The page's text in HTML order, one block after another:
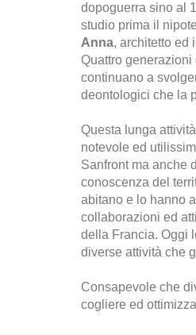
dopoguerra sino al
studio prima il nipote
Anna, architetto ed
Quattro
continuano a
deontologici che la
Questa lunga
notevole ed
Sanfront ma anche
conoscenza del
abitano e lo hanno
collaborazioni ed
della Francia. Oggi
diverse attività che
Consapevole che
cogliere ed